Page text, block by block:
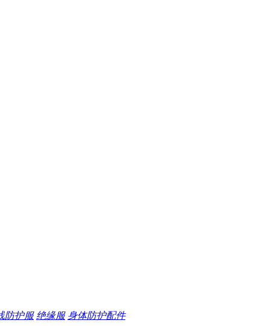
防护服 绝缘服 身体防护配件